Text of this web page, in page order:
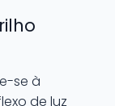
se à
de luz